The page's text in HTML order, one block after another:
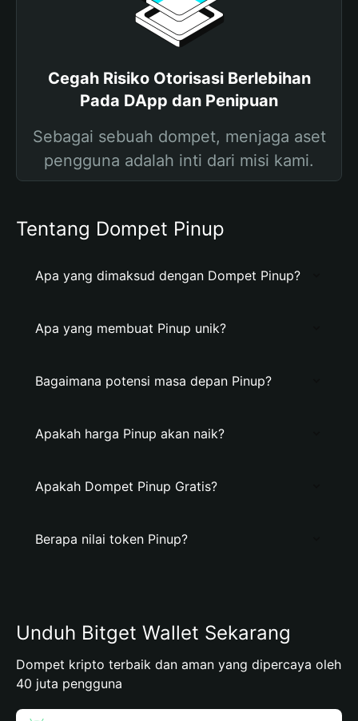
Cegah Risiko Otorisasi Berlebihan
Pada DApp dan Penipuan
Sebagai sebuah dompet, menjaga aset
pengguna adalah inti dari misi kami.
Tentang Dompet Pinup
Apa yang dimaksud dengan Dompet Pinup?
Apa yang membuat Pinup unik?
Bagaimana potensi masa depan Pinup?
Apakah harga Pinup akan naik?
Apakah Dompet Pinup Gratis?
Berapa nilai token Pinup?
Unduh Bitget Wallet Sekarang
Dompet kripto terbaik dan aman yang dipercaya oleh
40 juta pengguna